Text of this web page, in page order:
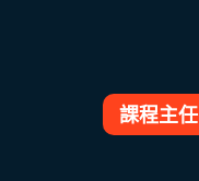
課程主任